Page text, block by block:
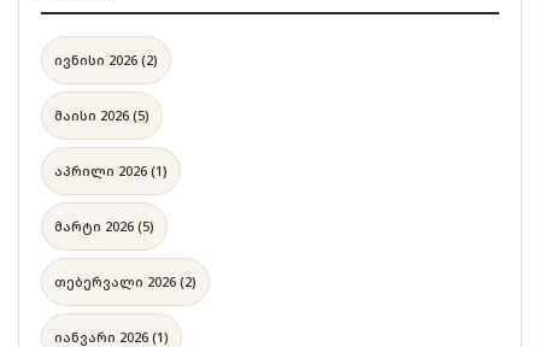
ივნისი 2026 (2)
მაისი 2026 (5)
აპრილი 2026 (1)
მარტი 2026 (5)
თებერვალი 2026 (2)
იანვარი 2026 (1)